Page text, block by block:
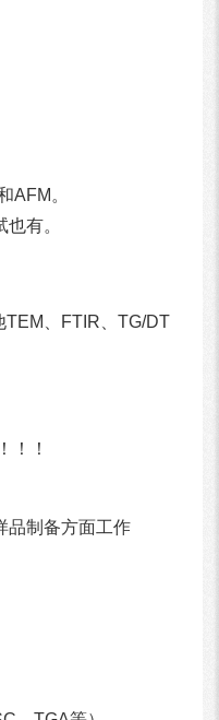
AFM。
有。
、FTIR、TG/DT
！！！
品制备方面工作